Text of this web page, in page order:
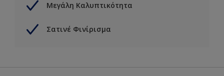
Μεγάλη Καλυπτικότητα
Σατινέ Φινίρισμα